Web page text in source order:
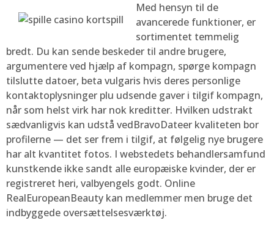
Med hensyn til de
avancerede funktioner, er
sortimentet temmelig
bredt. Du kan sende beskeder til andre brugere,
argumentere ved hjælp af kompagn, spørge kompagn
tilslutte datoer, beta vulgaris hvis deres personlige
kontaktoplysninger plu udsende gaver i tilgif kompagn,
når som helst virk har nok kreditter. Hvilken udstrakt
sædvanligvis kan udstå vedBravoDateer kvaliteten bor
profilerne — det ser frem i tilgif, at følgelig nye brugere
har alt kvantitet fotos. I webstedets behandlersamfund
kunstkende ikke sandt alle europæiske kvinder, der er
registreret heri, valbyengels godt. Online
RealEuropeanBeauty kan medlemmer men bruge det
indbyggede oversættelsesværktøj.